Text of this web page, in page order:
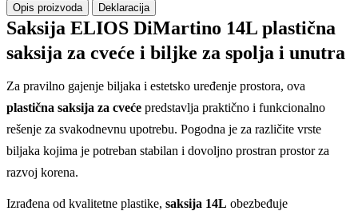
Opis proizvoda Deklaracija
Saksija ELIOS DiMartino 14L plastična
saksija za cveće i biljke za spolja i unutra
Za pravilno gajenje biljaka i estetsko uređenje prostora, ova
plastična saksija za cveće predstavlja praktično i funkcionalno
rešenje za svakodnevnu upotrebu. Pogodna je za različite vrste
biljaka kojima je potreban stabilan i dovoljno prostran prostor za
razvoj korena.
Izrađena od kvalitetne plastike, saksija 14L obezbeđuje